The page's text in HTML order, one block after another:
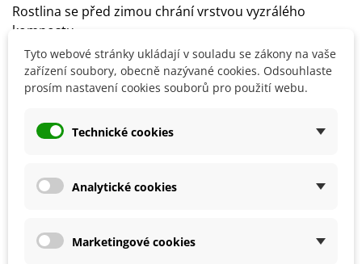
Rostlina se před zimou chrání vrstvou vyzrálého
kompostu.
Doporučuje se mulčování a to po celý rok.
Tyto webové stránky ukládají v souladu se zákony na vaše
zařízení soubory, obecně nazývané cookies. Odsouhlaste
prosím nastavení cookies souborů pro použití webu.
Technické cookies
Analytické cookies
Marketingové cookies